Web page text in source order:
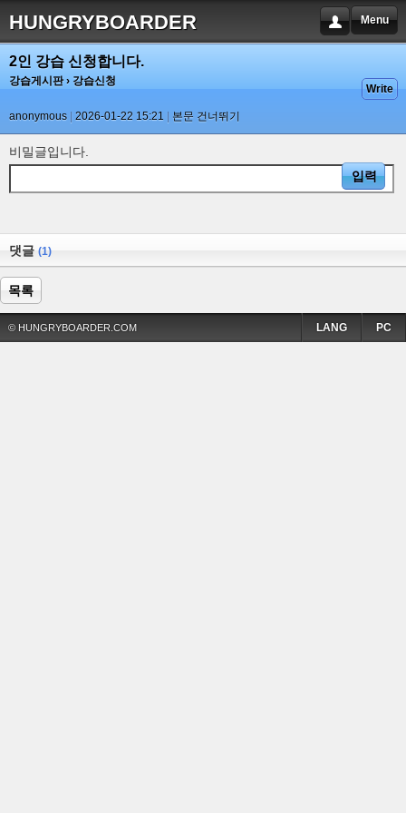
HUNGRYBOARDER Menu
2인 강습 신청합니다.
강습게시판› 강습신청
anonymous 2026-01-22 15:21 본문 건너뛰기
Write
비밀글입니다.
댓글 (1)
목록
© HUNGRYBOARDER.COM PC
LANG